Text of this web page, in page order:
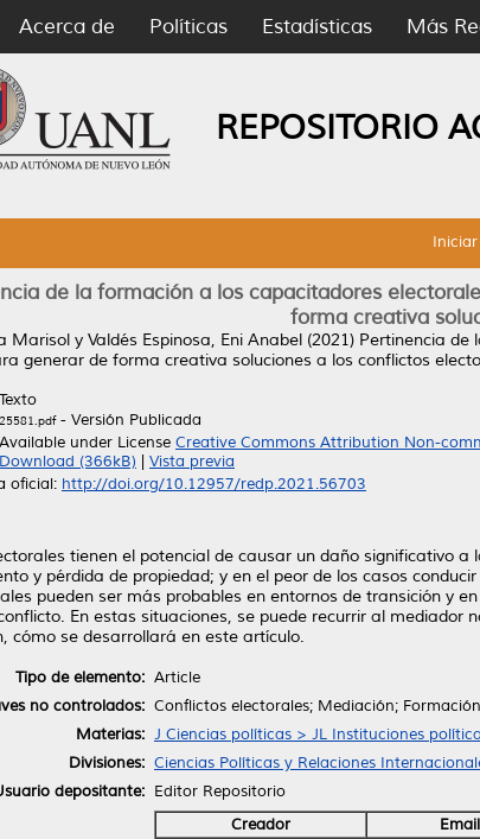
Acerca de Políticas Estadísticas Más
REPOSITORIO
Iniciar
de la formación a los capacitadores
forma creativa
Marisol y Valdés Espinosa, Eni Anabel (2021) Pertinencia de
generar de forma creativa soluciones a los conflictos
Texto
25581.pdf- Versión Publicada
Available under License Creative Commons Attribution Non-
Download (366kB)
Vista previa
oficial: http://doi.org/10.12957/redp.2021.56703
tienen el potencial de causar un daño significativo
y pérdida de propiedad; y en el peor de los casos
pueden ser más probables en entornos de transición y
En estas situaciones, se puede recurrir al
cómo se desarrollará en este artículo.
Tipo de elemento: Article
no controlados: Conflictos electorales; Mediación;
Materias: J Ciencias políticas > JL Instituciones
Divisiones: Ciencias Políticas y Relaciones
depositante: Editor Repositorio
Creador Email